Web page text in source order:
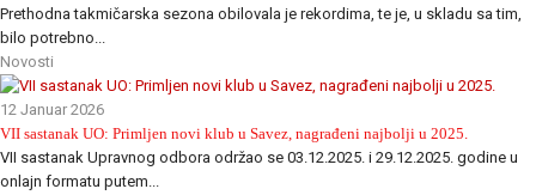
Prethodna takmičarska sezona obilovala je rekordima, te je, u skladu sa tim,
bilo potrebno...
Novosti
12 Januar 2026
VII sastanak UO: Primljen novi klub u Savez, nagrađeni najbolji u 2025.
VII sastanak Upravnog odbora održao se 03.12.2025. i 29.12.2025. godine u
onlajn formatu putem...